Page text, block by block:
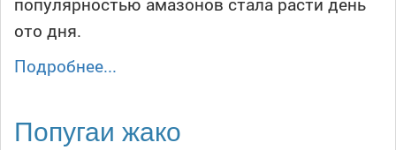
ото дня.
Подробнее...
Попугаи жако